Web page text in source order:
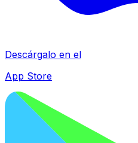
Descárgalo en el
App Store